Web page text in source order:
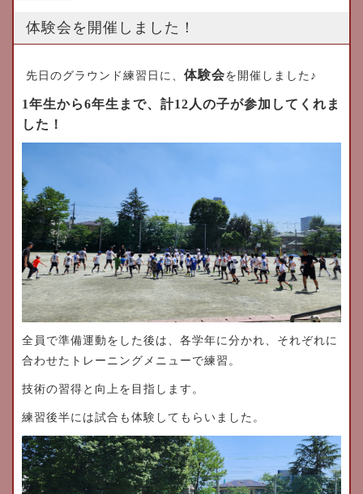
体験会を開催しました！
先日のグラウンド練習日に、 体験会を開催しました♪
1年生から6年生まで、計12人の子が参加してくれま
した！
全員で準備運動をした後は、各学年に分かれ、それぞれに
合わせたトレーニングメニューで練習。
技術の習得と向上を目指します。
練習後半には試合も体験してもらいました。